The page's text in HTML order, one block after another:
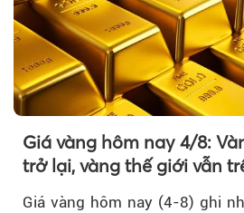
Giá vàng hôm nay 4/8:
trở lại, vàng thế giới vẫn
Giá vàng hôm nay (4-8) ghi